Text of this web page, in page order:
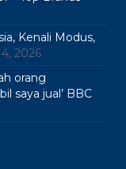
Kenali Modus,
2026
orang
saya jual’ BBC